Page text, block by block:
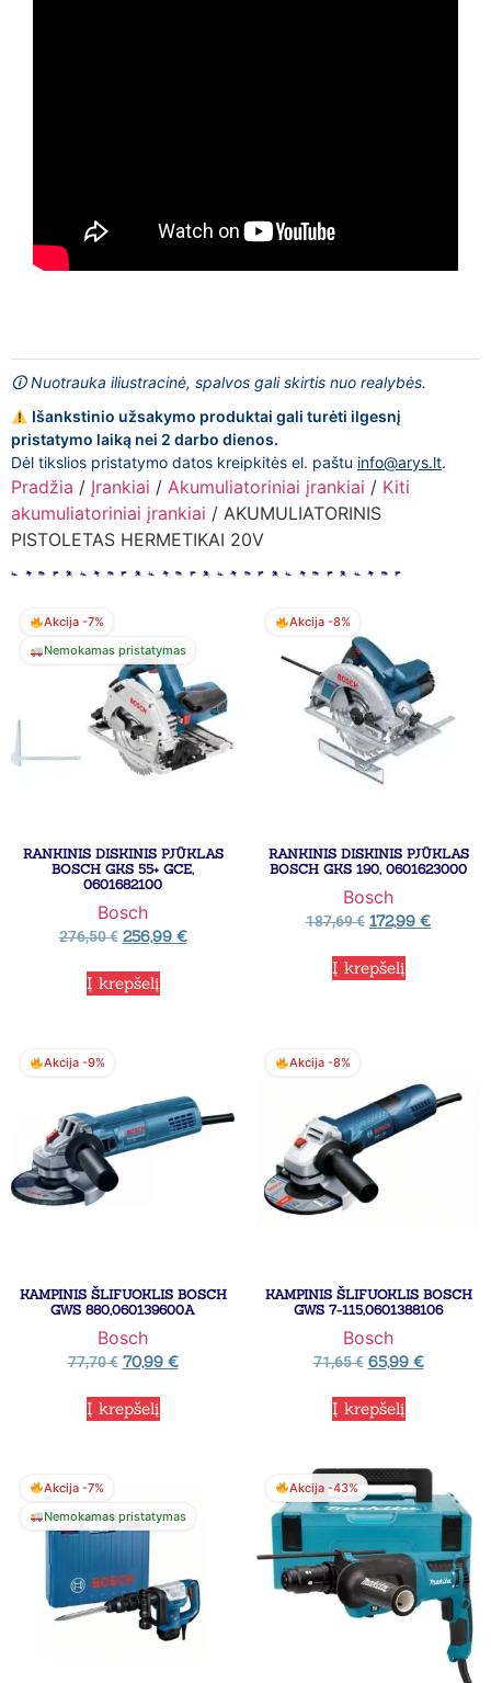
🛈 Nuotrauka iliustracinė, spalvos gali skirtis nuo realybės.
Išankstinio užsakymo produktai gali turėti ilgesnį
pristatymo laiką nei 2 darbo dienos.
Dėl tikslios pristatymo datos kreipkitės el. paštu info@arys.lt.
Pradžia / Įrankiai / Akumuliatoriniai įrankiai / Kiti
akumuliatoriniai įrankiai / AKUMULIATORINIS
PISTOLETAS HERMETIKAI 20V
Akcija -7%
Nemokamas pristatymas
RANKINIS DISKINIS PJŪKLAS
BOSCH GKS 55+ GCE,
0601682100
Bosch
276,50€ 256,99 €
Į krepšelį
Akcija -8%
RANKINIS DISKINIS PJŪKLAS
BOSCH GKS 190, 0601623000
Bosch
187,69€ 172,99 €
Į krepšelį
Akcija -9%
KAMPINIS ŠLIFUOKLIS BOSCH
GWS 880,060139600A
Bosch
77,70€ 70,99 €
Į krepšelį
Akcija -8%
KAMPINIS ŠLIFUOKLIS BOSCH
GWS 7-115,0601388106
Bosch
71,65€ 65,99 €
Į krepšelį
Akcija -7%
Nemokamas pristatymas
Akcija -43%